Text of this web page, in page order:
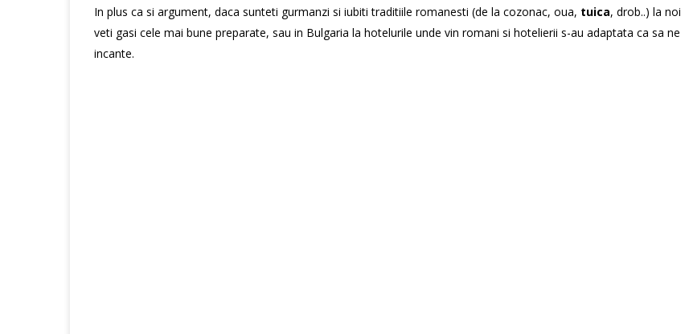
In plus ca si argument, daca sunteti gurmanzi si iubiti traditiile romanesti (de la cozonac, oua, tuica, drob..) la noi
veti gasi cele mai bune preparate, sau in Bulgaria la hotelurile unde vin romani si hotelierii s-au adaptata ca sa ne
incante.